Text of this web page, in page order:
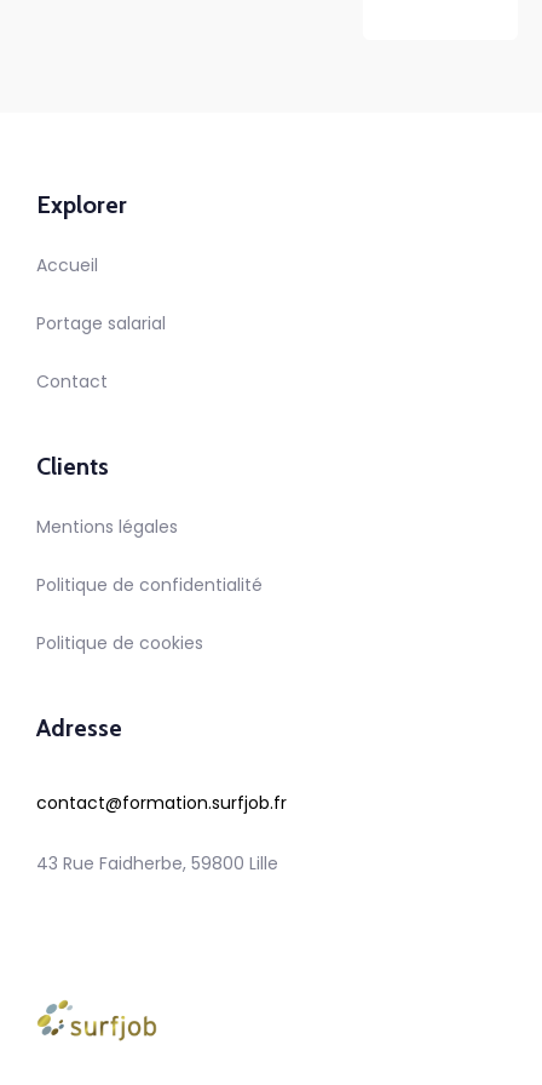
Explorer
Accueil
Portage salarial
Contact
Clients
Mentions légales
Politique de confidentialité
Politique de cookies
Adresse
contact@formation.surfjob.fr
43 Rue Faidherbe, 59800 Lille